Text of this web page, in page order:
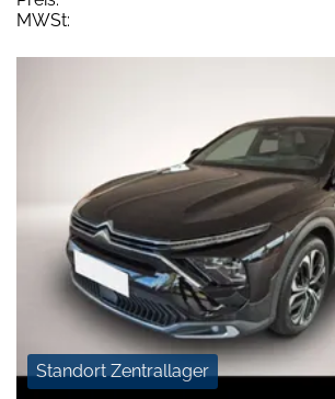
MWSt:
Standort Zentrallager